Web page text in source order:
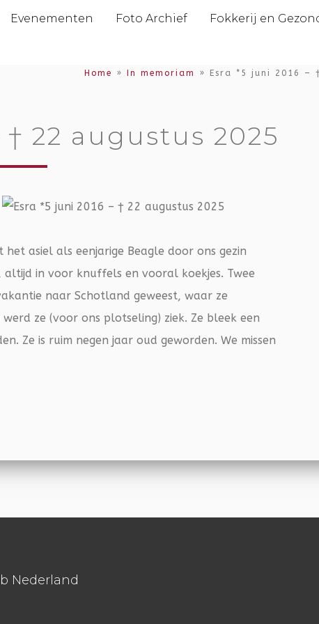
Evenementen Foto Archief Fokkerij en
Home » In memoriam » Esra *5 juni 2016 –
† 22 augustus 2025
asiel als eenjarige Beagle door ons gezin
in voor knuffels en vooral koekjes. Twee
naar Schotland geweest, waar ze
ze (voor ons plotseling) ziek. Ze bleek een
Ze is ruim negen jaar oud geworden. We missen
Nederland